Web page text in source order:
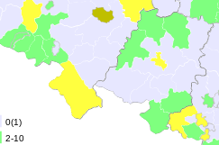
0(1)
2-10